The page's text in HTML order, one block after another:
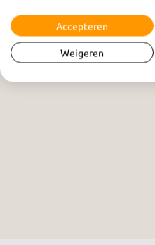
Accepteren
Weigeren